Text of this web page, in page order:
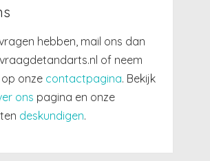
hebben, mail ons dan
of neem
onze contactpagina. Bekijk
ons pagina en onze
deskundigen.